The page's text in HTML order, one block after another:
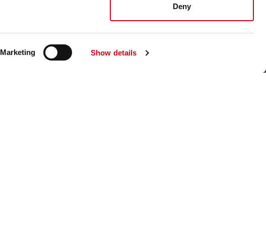
Marketing Show details
Deny
Visita nuestro sitio web corporativo